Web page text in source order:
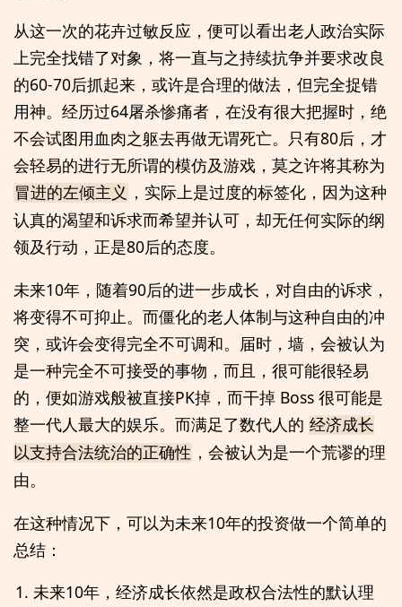
从这一次的花卉过敏反应，便可以看出老人政治实际
上完全找错了对象，将一直与之持续抗争并要求改良
的60-70后抓起来，或许是合理的做法，但完全捉错
用神。经历过64屠杀惨痛者，在没有很大把握时，绝
不会试图用血肉之躯去再做无谓死亡。只有80后，才
会轻易的进行无所谓的模仿及游戏，莫之许将其称为
冒进的左倾主义 ，实际上是过度的标签化，因为这种
认真的渴望和诉求而希望并认可，却无任何实际的纲
领及行动，正是80后的态度。
未来10年，随着90后的进一步成长，对自由的诉求，
将变得不可抑止。而僵化的老人体制与这种自由的冲
突，或许会变得完全不可调和。届时，墙，会被认为
是一种完全不可接受的事物，而且，很可能很轻易
的，便如游戏般被直接PK掉，而干掉 Boss 很可能是
整一代人最大的娱乐。而满足了数代人的 经济成长
以支持合法统治的正确性 ，会被认为是一个荒谬的理
由。
在这种情况下，可以为未来10年的投资做一个简单的
总结：
未来10年，经济成长依然是政权合法性的默认理